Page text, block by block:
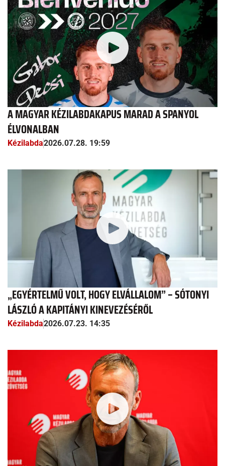
A MAGYAR KÉZILABDAKAPUS MARAD A SPANYOL
ÉLVONALBAN
Kézilabda2026.07.28. 19:59
„EGYÉRTELMŰ VOLT, HOGY ELVÁLLALOM” – SÓTONYI
LÁSZLÓ A KAPITÁNYI KINEVEZÉSÉRŐL
Kézilabda2026.07.23. 14:35